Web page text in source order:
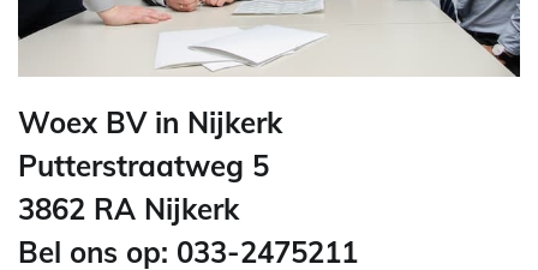
Woex BV in Nijkerk
Putterstraatweg 5
3862 RA Nijkerk
Bel ons op: 033-2475211